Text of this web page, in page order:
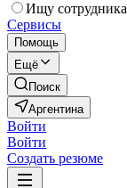
Ищу сотрудника
Сервисы
Помощь
Ещё
Поиск
Аргентина
Войти
Войти
Создать резюме